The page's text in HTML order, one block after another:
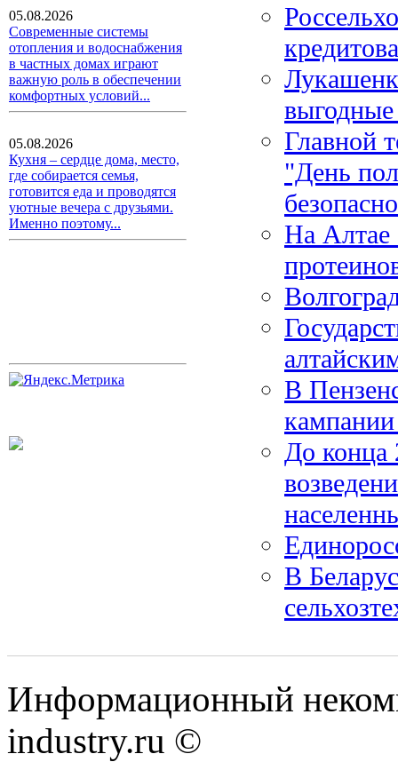
05.08.2026
Современные системы
отопления и водоснабжения
в частных домах играют
важную роль в обеспечении
комфортных условий...
05.08.2026
Кухня – сердце дома, место,
где собирается семья,
готовится еда и проводятся
уютные вечера с друзьями.
Именно поэтому...
Главной
"День
На Алтае
В
До конца
В
Информационный
industry.ru ©